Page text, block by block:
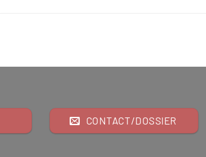
CONTACT/DOSSIER